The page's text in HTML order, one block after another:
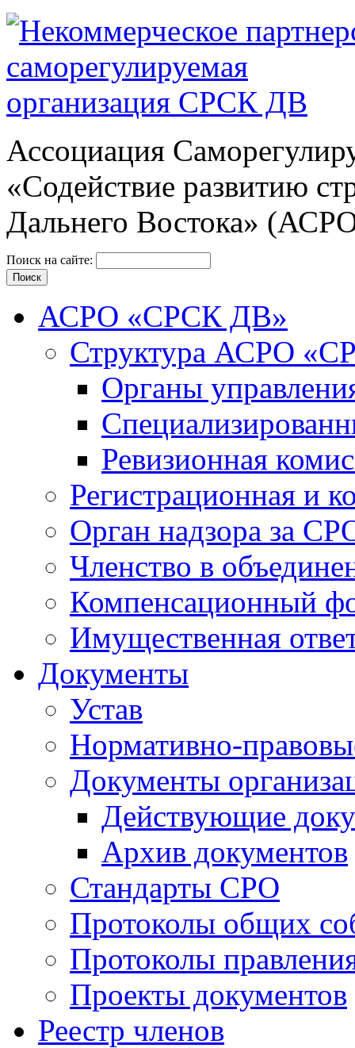
Ассоциация
«Содействие развитию
Дальнего Востока»
Поиск на сайте:
АСРО «СРСК ДВ»
Структура АСРО
Органы
Ревизионная
Регистрационная и
Орган надзора за
Членство в
Компенсационный
Имущественная
Документы
Устав
Нормативно-
Документы
Действующие
Архив документов
Стандарты СРО
Протоколы общих
Протоколы
Проекты документов
Реестр членов